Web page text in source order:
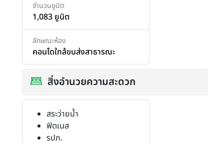
จำนวนยูนิต
1,083 ยูนิต
ลักษณะห้อง
คอนโดใกล้ขนส่งสาธารณะ
สิ่งอำนวยความสะดวก
สระว่ายน้ำ
ฟิตเนส
รปภ.